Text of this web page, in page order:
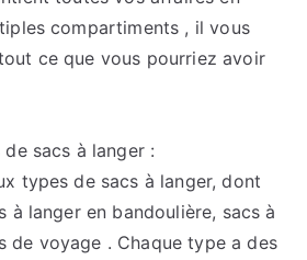
parents
compartiments , il vous
ce que vous pourriez avoir
sacs à langer :
types de sacs à langer, dont
à langer en bandoulière, sacs à
de voyage . Chaque type a des